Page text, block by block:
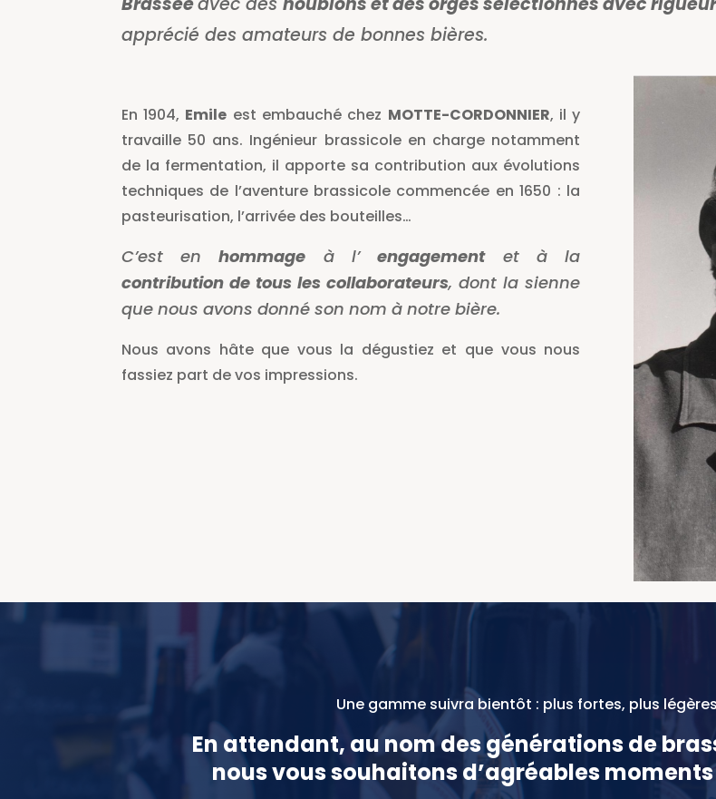
apprécié des amateurs de bonnes bières.
En 1904, Emile est embauché chez MOTTE-CORDONNIER, il y
travaille 50 ans. Ingénieur brassicole en charge notamment
de la fermentation, il apporte sa contribution aux évolutions
techniques de l’aventure brassicole commencée en 1650 : la
pasteurisation, l’arrivée des bouteilles…
C’est enhommage à l’engagementet à la
contribution de tous les collaborateurs, dont la sienne
que nous avons donné son nom à notre bière.
Nous avons hâte que vous la dégustiez et que vous nous
fassiez part de vos impressions.
Une gamme suivra bientôt : plus fortes, plus
En attendant, au nom des générations de
nous vous souhaitons d’agréables